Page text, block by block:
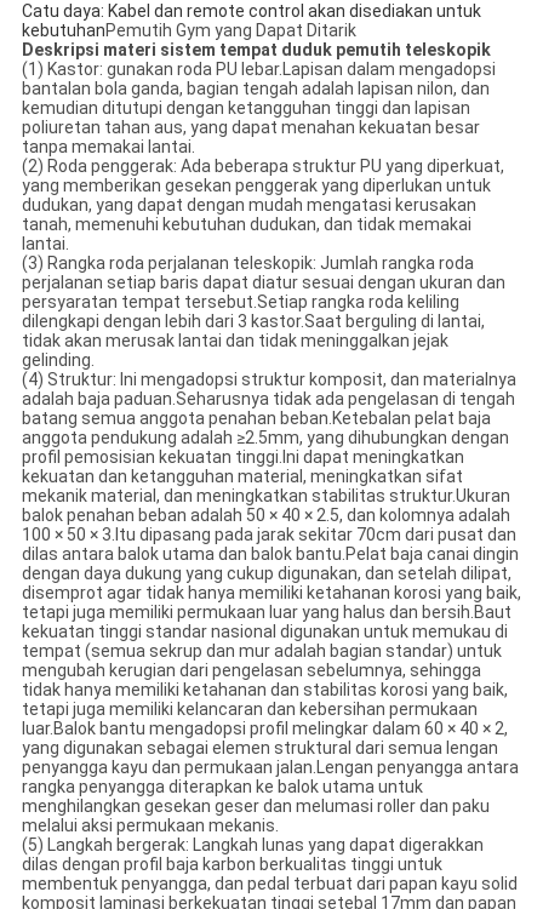
Catu daya: Kabel dan remote control akan disediakan untuk
kebutuhanPemutih Gym yang Dapat Ditarik
Deskripsi materi sistem tempat duduk pemutih teleskopik
(1) Kastor: gunakan roda PU lebar.Lapisan dalam mengadopsi
bantalan bola ganda, bagian tengah adalah lapisan nilon, dan
kemudian ditutupi dengan ketangguhan tinggi dan lapisan
poliuretan tahan aus, yang dapat menahan kekuatan besar
tanpa memakai lantai.
(2) Roda penggerak: Ada beberapa struktur PU yang diperkuat,
yang memberikan gesekan penggerak yang diperlukan untuk
dudukan, yang dapat dengan mudah mengatasi kerusakan
tanah, memenuhi kebutuhan dudukan, dan tidak memakai
lantai.
(3) Rangka roda perjalanan teleskopik: Jumlah rangka roda
perjalanan setiap baris dapat diatur sesuai dengan ukuran dan
persyaratan tempat tersebut.Setiap rangka roda keliling
dilengkapi dengan lebih dari 3 kastor.Saat berguling di lantai,
tidak akan merusak lantai dan tidak meninggalkan jejak
gelinding.
(4) Struktur: Ini mengadopsi struktur komposit, dan materialnya
adalah baja paduan.Seharusnya tidak ada pengelasan di tengah
batang semua anggota penahan beban.Ketebalan pelat baja
anggota pendukung adalah ≥2.5mm, yang dihubungkan dengan
profil pemosisian kekuatan tinggi.Ini dapat meningkatkan
kekuatan dan ketangguhan material, meningkatkan sifat
mekanik material, dan meningkatkan stabilitas struktur.Ukuran
balok penahan beban adalah 50 × 40 × 2.5, dan kolomnya adalah
100 × 50 × 3.Itu dipasang pada jarak sekitar 70cm dari pusat dan
dilas antara balok utama dan balok bantu.Pelat baja canai dingin
dengan daya dukung yang cukup digunakan, dan setelah dilipat,
disemprot agar tidak hanya memiliki ketahanan korosi yang baik,
tetapi juga memiliki permukaan luar yang halus dan bersih.Baut
kekuatan tinggi standar nasional digunakan untuk memukau di
tempat (semua sekrup dan mur adalah bagian standar) untuk
mengubah kerugian dari pengelasan sebelumnya, sehingga
tidak hanya memiliki ketahanan dan stabilitas korosi yang baik,
tetapi juga memiliki kelancaran dan kebersihan permukaan
luar.Balok bantu mengadopsi profil melingkar dalam 60 × 40 × 2,
yang digunakan sebagai elemen struktural dari semua lengan
penyangga kayu dan permukaan jalan.Lengan penyangga antara
rangka penyangga diterapkan ke balok utama untuk
menghilangkan gesekan geser dan melumasi roller dan paku
melalui aksi permukaan mekanis.
(5) Langkah bergerak: Langkah lunas yang dapat digerakkan
dilas dengan profil baja karbon berkualitas tinggi untuk
membentuk penyangga, dan pedal terbuat dari papan kayu solid
komposit laminasi berkekuatan tinggi setebal 17mm dan papan